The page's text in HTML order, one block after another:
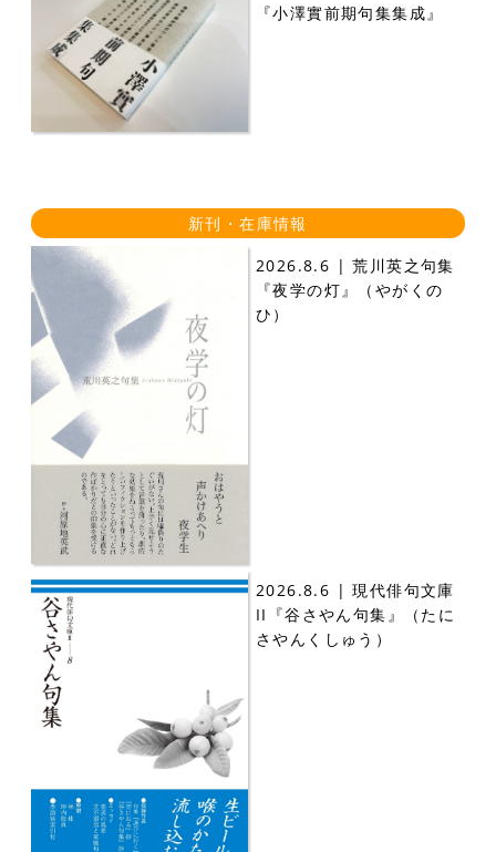
『小澤實前期句集集成』
新刊・在庫情報
2026.8.6 | 荒川英之句集
『夜学の灯』（やがくの
ひ）
2026.8.6 | 現代俳句文庫
II『谷さやん句集』（たに
さやんくしゅう）